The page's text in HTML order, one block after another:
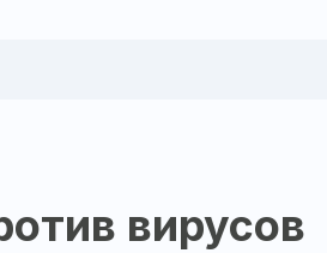
вирусов